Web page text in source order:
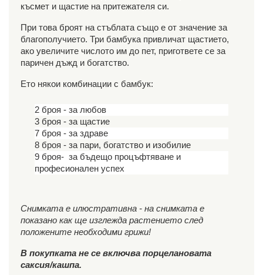
късмет и щастие на притежателя си.
При това броят на стъблата също е от значение за
благополучието. Три бамбука привличат щастието,
ако увеличите числото им до пет, пригответе се за
паричен дъжд и богатство.
Ето някои комбинации с бамбук:
2 броя - за любов
3 броя - за щастие
7 броя - за здраве
8 броя - за пари, богатство и изобилие
9 броя- за бъдещо процъфтяване и
професионален успех
Снимката е илюстративна - на снимката е
показано как ще изглежда растението след
положените необходими грижи!
В покупката не се включва порцелановата
саксия/кашпа.